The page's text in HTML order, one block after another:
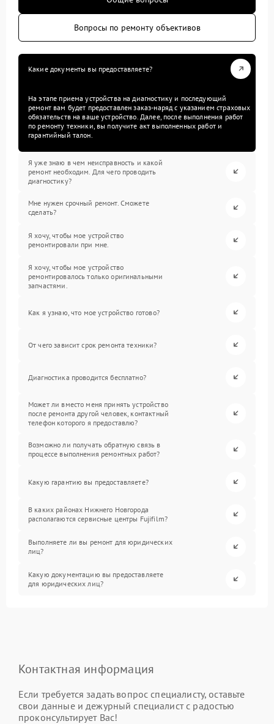
Вопросы по ремонту объективов
Какие документы вы предоставляете?
На этапе приема устройства на диагностику и последующий
ремонт вам будет предоставлен заказ-наряд с указанием страховых
обязательств на ваше устройство. Далее, после выполнения работ
по ремонту техники, вы получите акт выполненных работ и
гарантийный талон.
Я уже знаю в чем неисправность и какой
ремонт необходим. Для чего проводить
диагностику?
Мне нужен срочный ремонт. Сможете
сделать?
Я хочу, чтобы мое устройство
ремонтировали при мне.
Я хочу, чтобы мое устройство
ремонтировалось только оригинальными
запчастями.
Как я узнаю, что мое устройство готово?
От чего зависит срок ремонта техники?
Диагностика проводится бесплатно?
Может ли вместо меня принять устройство
после ремонта другой человек, контактный
телефон которого я предоставлю?
Возможно ли получать обратную связь в
процессе выполнения ремонтных работ?
Какую гарантию вы предоставляете?
В каких районах Нижнего Новгорода
располагаются сервисные центры Fujifilm?
Выполняете ли вы ремонт для юридических
лиц?
Какую документацию вы предоставляете
для юридических лиц?
Контактная информация
Если требуется задать вопрос специалисту, оставьте
свои данные и дежурный специалист с радостью
проконсультирует Вас!